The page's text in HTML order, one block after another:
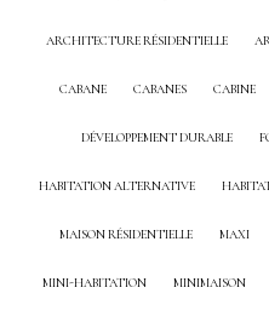
ARCHITECTURE RÉSIDENTIELLE
CABANE CABANES CABINE
DÉVELOPPEMENT DURABLE
HABITATION ALTERNATIVE
MAISON RÉSIDENTIELLE MAXI
MINI-HABITATION MINIMAISON